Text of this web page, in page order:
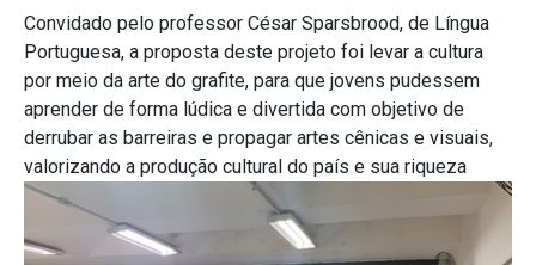
Convidado pelo professor César Sparsbrood, de Língua
Portuguesa, a proposta deste projeto foi levar a cultura
por meio da arte do grafite, para que jovens pudessem
aprender de forma lúdica e divertida com objetivo de
derrubar as barreiras e propagar artes cênicas e visuais,
valorizando a produção cultural do país e sua riqueza